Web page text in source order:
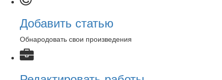
Добавить статью
Обнародовать свои произведения